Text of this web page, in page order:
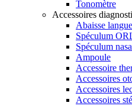
Tonomètre
Accessoires
Abaisse langue
Spéculum
Spéculum
Ampoule
Accessoire
Accessoires
Accessoires
Accessoires